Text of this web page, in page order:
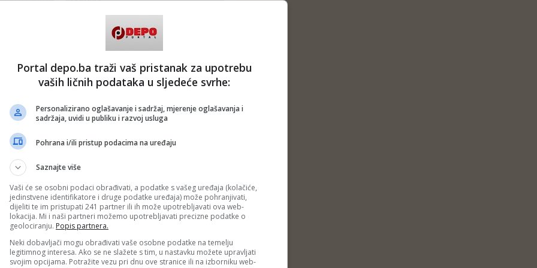
osobe su donirale ukupno 3.390,29 €. Novac je bio
troškove avio-prijevoza, kupovinu transportera,
i hranu u prihvatilištu u Libanu.
bilo dogovoreno, dan prije nego što je Feliks trebalo da
put, eskalirali su sukobi u regionu Bliskog istoka i avio-
Tako je Feliks ostao u prihvatilištu sve do sada, kad
uslovi da se vrati kući - pojašnjava Ružić.
DZPPS je bilo u bliskom kontaktu sa
Republike Srbije u Libanu koji je odigrao
Feliksa. Budući da su sve komercijalne avio
prevezu Feliksa, okrenuli su se Vojsci Srbije koja ima
Načelnik Generalštaba, general
apel za pomoć i omogućio da se Feliks preveze vojnim
bili uključeni Ministarstvo zaštite životne sredine,
šumarstva i vodoprivrede, tj Uprava za veterinu i
Republike Srbije.
doletio vojnim avionom. Na vojnom aerodromu u
su ga predstavnici Društva za zaštitu i proučavanje ptica
Portal depo.ba traži vaš pristanak za upotrebu
vaših ličnih podataka u sljedeće svrhe:
Personalizirano oglašavanje i sadržaj, mjerenje oglašavanja i
sadržaja, uvidi u publiku i razvoj usluga
Pohrana i/ili pristup podacima na uređaju
Saznajte više
Vaši će se osobni podaci obrađivati, a podatke s vašeg uređaja (kolačiće,
jedinstvene identifikatore i druge podatke uređaja) može pohranjivati,
dijeliti te im pristupati 241 partner ili ih može upotrebljavati ova web-
lokacija. Mi i naši partneri možemo upotrebljavati precizne podatke o
geolociranju. Popis partnera.
Neki dobavljači mogu obrađivati vaše osobne podatke na temelju
legitimnog interesa. Ako se ne slažete s tim, u nastavku možete upravljati
svojim opcijama. Potražite vezu pri dnu ove stranice ili na izborniku web-